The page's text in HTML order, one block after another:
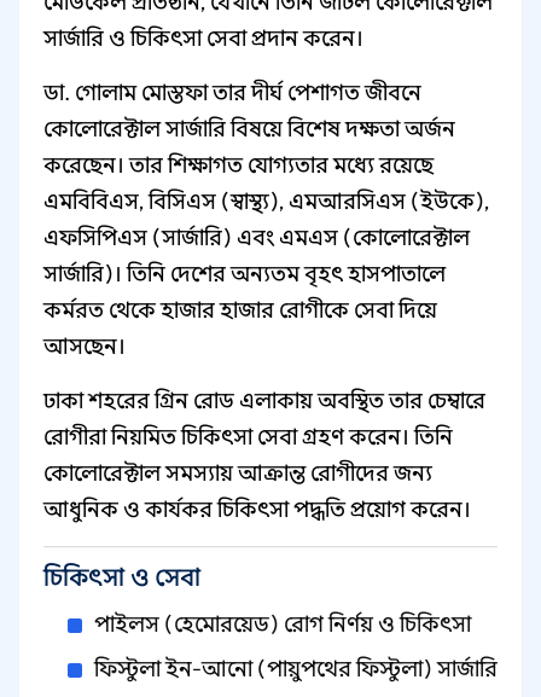
সার্জারি ও চিকিৎসা সেবা প্রদান করেন।
ডা. গোলাম মোস্তফা তার দীর্ঘ পেশাগত জীবনে
কোলোরেক্টাল সার্জারি বিষয়ে বিশেষ দক্ষতা অর্জন
করেছেন। তার শিক্ষাগত যোগ্যতার মধ্যে রয়েছে
এমবিবিএস, বিসিএস (স্বাস্থ্য), এমআরসিএস (ইউকে),
এফসিপিএস (সার্জারি) এবং এমএস (কোলোরেক্টাল
সার্জারি)। তিনি দেশের অন্যতম বৃহৎ হাসপাতালে
কর্মরত থেকে হাজার হাজার রোগীকে সেবা দিয়ে
আসছেন।
ঢাকা শহরের গ্রিন রোড এলাকায় অবস্থিত তার চেম্বারে
রোগীরা নিয়মিত চিকিৎসা সেবা গ্রহণ করেন। তিনি
কোলোরেক্টাল সমস্যায় আক্রান্ত রোগীদের জন্য
আধুনিক ও কার্যকর চিকিৎসা পদ্ধতি প্রয়োগ করেন।
চিকিৎসা ও সেবা
পাইলস (হেমোরয়েড) রোগ নির্ণয় ও চিকিৎসা
ফিস্টুলা ইন-আনো (পায়ুপথের ফিস্টুলা) সার্জারি